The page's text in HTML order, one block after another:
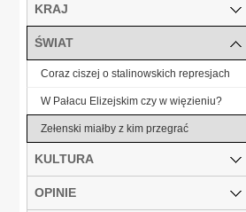
KRAJ
ŚWIAT
Coraz ciszej o stalinowskich represjach
W Pałacu Elizejskim czy w więzieniu?
Zełenski miałby z kim przegrać
KULTURA
OPINIE